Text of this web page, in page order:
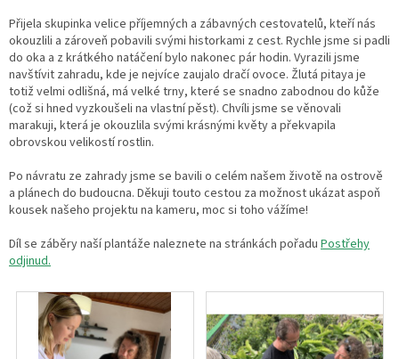
Přijela skupinka velice příjemných a zábavných cestovatelů, kteří nás
okouzlili a zároveň pobavili svými historkami z cest. Rychle jsme si padli
do oka a z krátkého natáčení bylo nakonec pár hodin. Vyrazili jsme
navštívit zahradu, kde je nejvíce zaujalo dračí ovoce. Žlutá pitaya je
totiž velmi odlišná, má velké trny, které se snadno zabodnou do kůže
(což si hned vyzkoušeli na vlastní pěst). Chvíli jsme se věnovali
marakuji, která je okouzlila svými krásnými květy a překvapila
obrovskou velikostí rostlin.
Po návratu ze zahrady jsme se bavili o celém našem životě na ostrově
a plánech do budoucna. Děkuji touto cestou za možnost ukázat aspoň
kousek našeho projektu na kameru, moc si toho vážíme!
Díl se záběry naší plantáže naleznete na stránkách pořadu Postřehy
odjinud.